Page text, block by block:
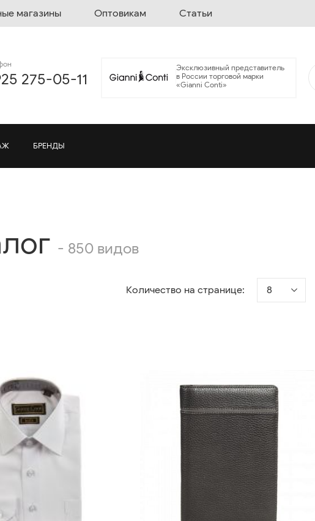
магазины Оптовикам Статьи
275-05-11
Эксклюзивный представитель
в России торговой марки
«Gianni Conti»
БРЕНДЫ
- 850 видов
Количество на странице: 8